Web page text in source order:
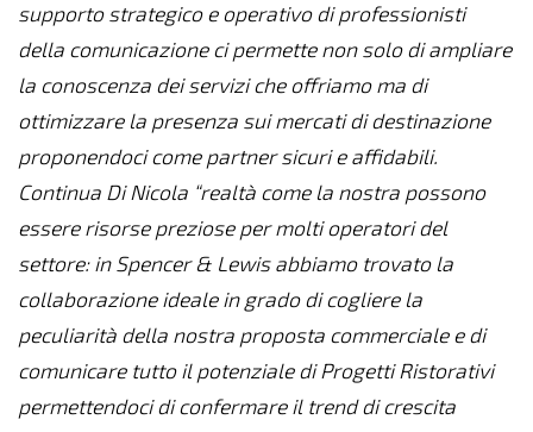
supporto strategico e operativo di professionisti
della comunicazione ci permette non solo di ampliare
la conoscenza dei servizi che offriamo ma di
ottimizzare la presenza sui mercati di destinazione
proponendoci come partner sicuri e affidabili.
Continua Di Nicola “realtà come la nostra possono
essere risorse preziose per molti operatori del
settore: in Spencer & Lewis abbiamo trovato la
collaborazione ideale in grado di cogliere la
peculiarità della nostra proposta commerciale e di
comunicare tutto il potenziale di Progetti Ristorativi
permettendoci di confermare il trend di crescita